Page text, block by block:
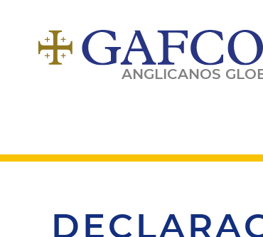
contenido
principal
ANGLICANOS